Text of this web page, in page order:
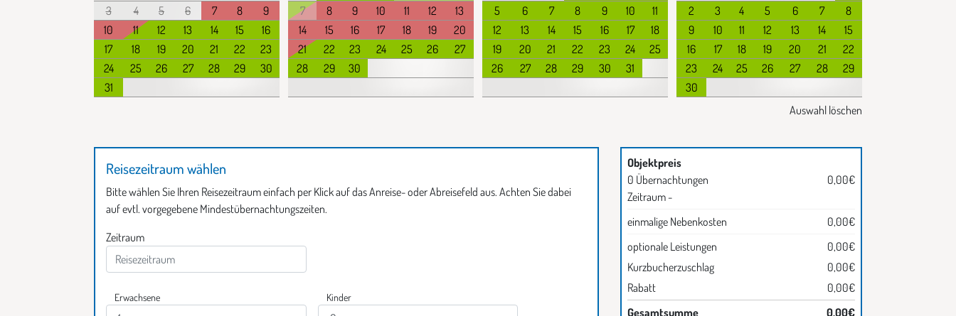
3
4 5 6 7 8
9
10
11 12 13 14 15
16
17
18 19 20 21 22
23
24
25 26 27 28 29
30
31
7
8 9 10 11 12
13
14
15 16 17 18 19
20
21
22 23 24 25 26
27
28
29 30
5
6 7 8 9 10
11
12
13 14 15 16 17
18
19
20 21 22 23 24
25
26
27 28 29 30 31
2
3 4 5 6 7
8
9
10 11 12 13 14
15
16
17 18 19 20 21
22
23
24 25 26 27 28
29
30
Auswahl löschen
Reisezeitraum wählen
Bitte wählen Sie Ihren Reisezeitraum einfach per Klick auf das Anreise- oder Abreisefeld aus. Achten Sie dabei
auf evtl. vorgegebene Mindestübernachtungszeiten.
Zeitraum
Erwachsene
Erwachsene auswahl
Kinder
Kinder auswahl
Objektpreis
0 Übernachtungen
0,00€
Zeitraum -
einmalige Nebenkosten
0,00€
optionale Leistungen
0,00€
Kurzbucherzuschlag
0,00€
Rabatt
0,00€
Gesamtsumme
0,00€